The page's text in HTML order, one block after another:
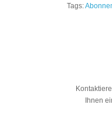
Tags:
Ihnen